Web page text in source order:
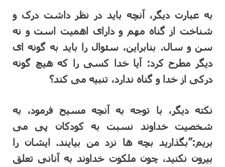
به عبارت دیگر، آنچه باید در نظر داشت درک و
شناخت از گناه مهم و دارای اهمیت است و نه
سن و سال. بنابراین، سئوال را باید به گونه ای
دیگر مطرح کرد: آیا خدا کسی را که هیچ گونه
درکی از خدا و گناه ندارد، تنبیه می کند؟
نکته دیگر، با توجه به آنچه مسیح فرمود، به
شخصیت خداوند نسبت به کودکان پی می
بریم:”بگذارید بچه ها نزد من بیایند. ایشان را
بیرون نکنید، چون ملکوت خداوند به آنانی تعلق